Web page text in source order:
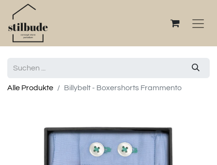
Alle Produkte Billybelt - Boxershorts Frammento